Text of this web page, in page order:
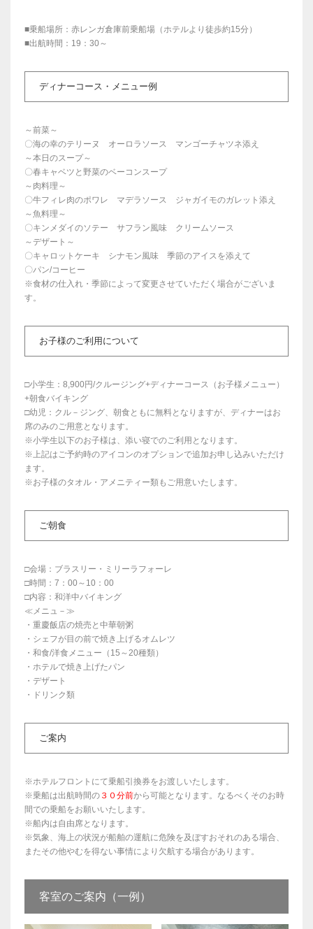
■乗船場所：赤レンガ倉庫前乗船場（ホテルより徒歩約15分）
■出航時間：19：30～
ディナーコース・メニュー例
～前菜～
〇海の幸のテリーヌ オーロラソース マンゴーチャツネ添え
～本日のスープ～
〇春キャベツと野菜のベーコンスープ
～肉料理～
〇牛フィレ肉のポワレ マデラソース ジャガイモのガレット添え
～魚料理～
〇キンメダイのソテー サフラン風味 クリームソース
～デザート～
〇キャロットケーキ シナモン風味 季節のアイスを添えて
〇パン/コーヒー
※食材の仕入れ・季節によって変更させていただく場合がございま
す。
お子様のご利用について
□小学生：8,900円/クルージング+ディナーコース（お子様メニュー）
+朝食バイキング
□幼児：クル－ジング、朝食ともに無料となりますが、ディナーはお
席のみのご用意となります。
※小学生以下のお子様は、添い寝でのご利用となります。
※上記はご予約時のアイコンのオプションで追加お申し込みいただけ
ます。
※お子様のタオル・アメニティー類もご用意いたします。
ご朝食
□会場：ブラスリー・ミリーラフォーレ
□時間：7：00～10：00
□内容：和洋中バイキング
≪メニュ－≫
・重慶飯店の焼売と中華朝粥
・シェフが目の前で焼き上げるオムレツ
・和食/洋食メニュー（15～20種類）
・ホテルで焼き上げたパン
・デザート
・ドリンク類
ご案内
※ホテルフロントにて乗船引換券をお渡しいたします。
※乗船は出航時間の ３０分前から可能となります。なるべくそのお時
間での乗船をお願いいたします。
※船内は自由席となります。
※気象、海上の状況が船舶の運航に危険を及ぼすおそれのある場合、
またその他やむを得ない事情により欠航する場合があります。
客室のご案内（一例）